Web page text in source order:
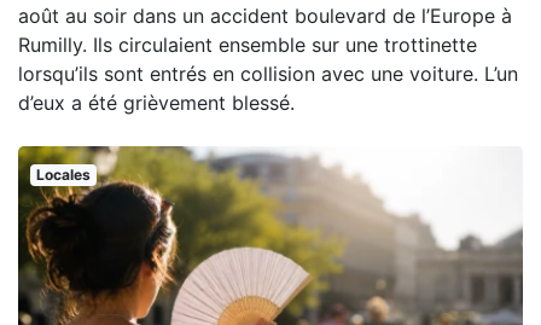
août au soir dans un accident boulevard de l’Europe à
Rumilly. Ils circulaient ensemble sur une trottinette
lorsqu’ils sont entrés en collision avec une voiture. L’un
d’eux a été grièvement blessé.
Locales